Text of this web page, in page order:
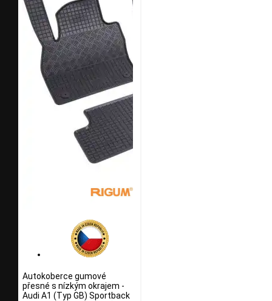
Autokoberce gumové
přesné s nízkým okrajem -
Audi A1 (Typ GB) Sportback